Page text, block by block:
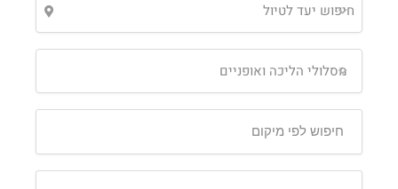
חיפוש יעד לטיול
מסלולי הליכה ואופניים